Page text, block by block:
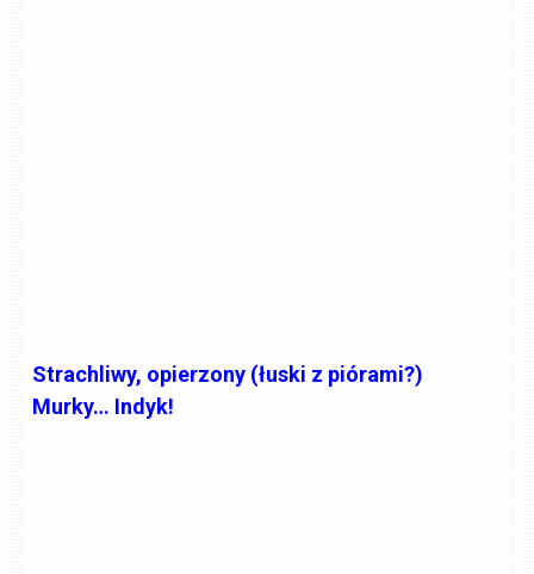
Strachliwy, opierzony (łuski z piórami?)
Murky… Indyk!